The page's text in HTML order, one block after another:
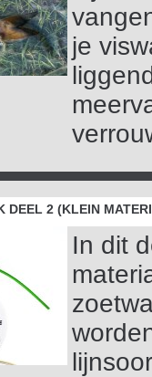
je
DEEL 2 (KLEIN
In dit